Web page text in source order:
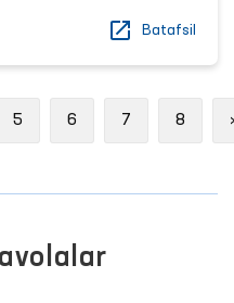
Batafsil
5 6 7 8